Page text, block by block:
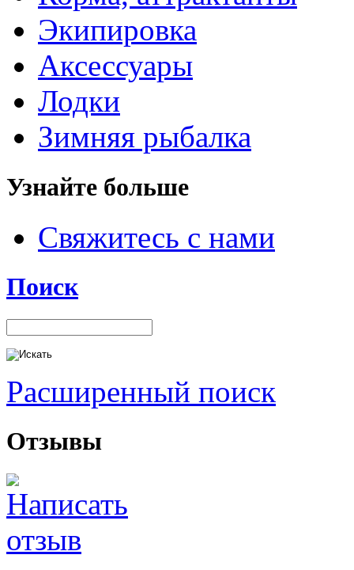
Экипировка
Аксессуары
Лодки
Зимняя рыбалка
Узнайте больше
Свяжитесь с нами
Поиск
Расширенный поиск
Отзывы